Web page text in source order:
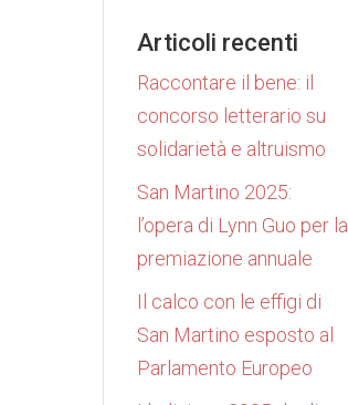
Articoli recenti
Raccontare il bene: il
concorso letterario su
solidarietà e altruismo
San Martino 2025:
l’opera di Lynn Guo per la
premiazione annuale
Il calco con le effigi di
San Martino esposto al
Parlamento Europeo